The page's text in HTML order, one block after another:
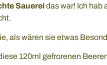
Sauereidas war! Ich hab
als wären sie etwas
120ml gefrorenen